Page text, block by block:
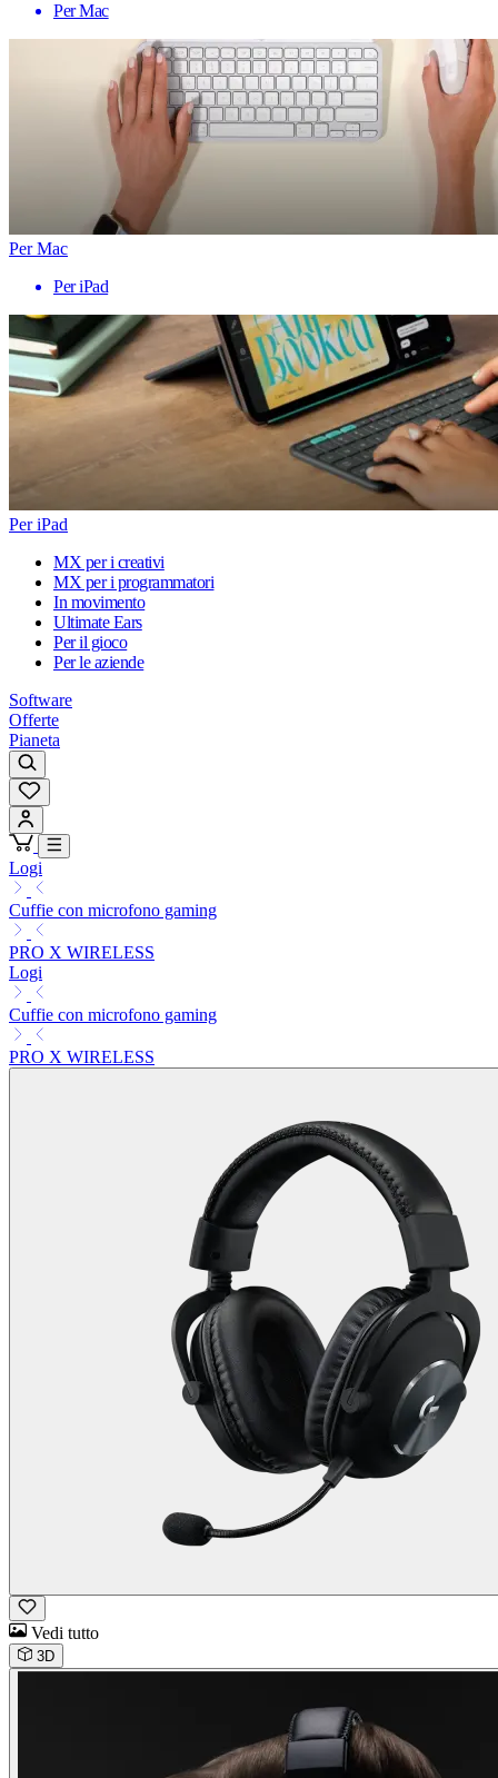
Per Mac
Per Mac
Per iPad
Per iPad
MX per i creativi
MX per i programmatori
In movimento
Ultimate Ears
Per il gioco
Per le aziende
Software
Offerte
Pianeta
Logi
Cuffie con microfono gaming
PRO X WIRELESS
Logi
Cuffie con microfono gaming
PRO X WIRELESS
Vedi tutto
3D